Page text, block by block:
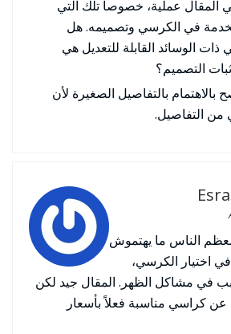
المقال عملية، خصوصاً تلك التي
في الكرسي وتصميمه. هل
الوسائد القابلة للتعديل هي
التصميم؟
بالتفاصيل الصغيرة لأن
من التفاصيل.
الناس ما يهتموش
اختيار الكرسي،
في مشاكل الظهر. المقال جيد لكن
عن كراسي مناسبة فعلاً بأسعار